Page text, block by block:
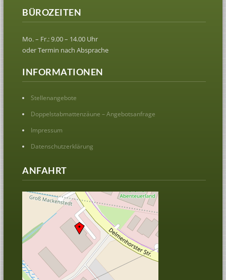
BÜROZEITEN
Mo. – Fr.: 9.00 – 14.00 Uhr
oder Termin nach Absprache
INFORMATIONEN
Stellenangebote
Doppelstabmattenzäune – Angebotsanfrage
Impressum
Datenschutzerklärung
ANFAHRT